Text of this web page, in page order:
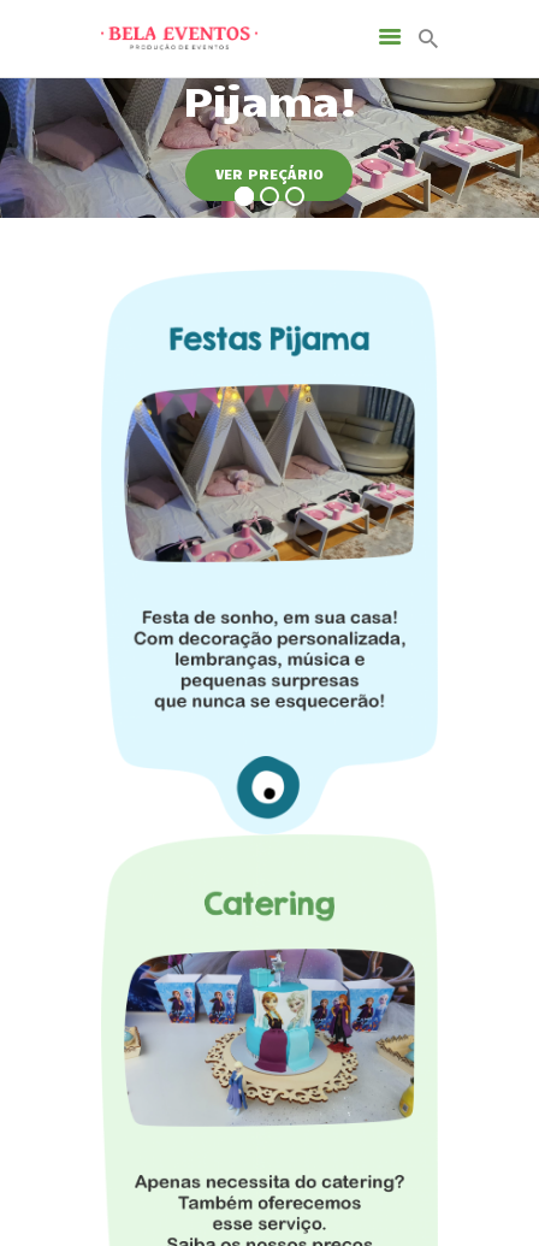
INÍCIO
SERVIÇOS
NOTÍCIAS
CONTACTOS
VER PREÇÁRIO